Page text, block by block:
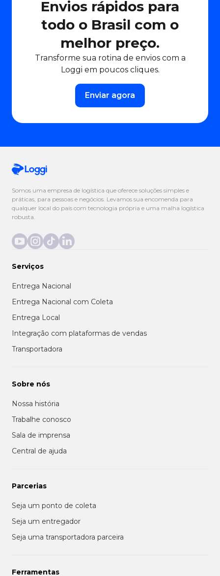
Envios rápidos para
todo o Brasil com o
melhor preço.
Transforme sua rotina de envios com a
Loggi em poucos cliques.
Enviar agora
Somos uma empresa de logística que oferece soluções simples e
práticas, para pessoas e negócios. Levamos sua encomenda para
qualquer local do país com tecnologia própria e uma malha logística
robusta.
Serviços
Entrega Nacional
Entrega Nacional com Coleta
Entrega Local
Integração com plataformas de vendas
Transportadora
Sobre nós
Nossa história
Trabalhe conosco
Sala de imprensa
Central de ajuda
Parcerias
Seja um ponto de coleta
Seja um entregador
Seja uma transportadora parceira
Ferramentas